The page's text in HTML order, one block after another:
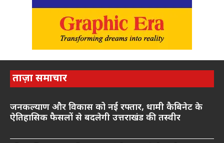
ताज़ा समाचार
जनकल्याण और विकास को नई रफ्तार, धामी कैबिनेट के
ऐतिहासिक फैसलों से बदलेगी उत्तराखंड की तस्वीर